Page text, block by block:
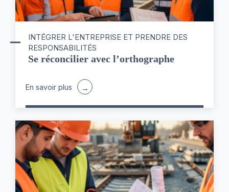
INTÉGRER L'ENTREPRISE ET PRENDRE DES
RESPONSABILITÉS
Se réconcilier avec l’orthographe
En savoir plus